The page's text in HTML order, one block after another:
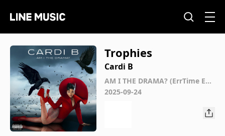
Trophies
Cardi B
AM I THE DRAMA? (ErrTime Edit
ion)
2025-09-24